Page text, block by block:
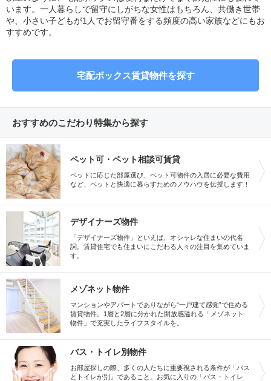
います。一人暮らしで留守にしがちな女性はもちろん、共働き世帯
や、小さい子どもが1人でお留守番をする頻度の高い家族などにもお
すすめです。
宅配ボックス賃貸物件を探す
おすすめのこだわり特集から探す
ペット可・ペット相談可賃貸
ペットに応じた部屋選び、ペット可物件の入居に必要な費用
など、ペットと快適に暮らすためのノウハウを伝授します！
デザイナーズ物件
「デザイナーズ物件」といえば、オシャレな住まいの代名
詞。賃貸住宅でも住まいにこだわる人々の注目を集めていま
す。
メゾネット物件
マンションやアパートでありながら“一戸建て感覚”で住める
賃貸物件。1層と2層に分かれた開放感溢れる「メゾネット
物件」で充実したライフスタイルを。
バス・トイレ別物件
お部屋探しの際、多くの人たちに重要視される条件が「バス
とトイレが別」であること。お気に入りの「バス・トイレ